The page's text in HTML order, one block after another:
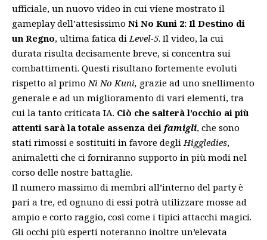
ufficiale, un nuovo video in cui viene mostrato il
gameplay dell’attesissimo Ni No Kuni 2: Il Destino di
un Regno, ultima fatica diLevel-5. Il video, la cui
durata risulta decisamente breve, si concentra sui
combattimenti. Questi risultano fortemente evoluti
rispetto al primoNi No Kuni, grazie ad uno snellimento
generale e ad un miglioramento di vari elementi, tra
cui la tanto criticata IA. Ciò che salterà l’occhio ai più
attenti sarà la totale assenza dei famigli, che sono
stati rimossi e sostituiti in favore degliHiggledies,
animaletti che ci forniranno supporto in più modi nel
corso delle nostre battaglie.
Il numero massimo di membri all’interno del party è
pari a tre, ed ognuno di essi potrà utilizzare mosse ad
ampio e corto raggio, così come i tipici attacchi magici.
Gli occhi più esperti noteranno inoltre un’elevata